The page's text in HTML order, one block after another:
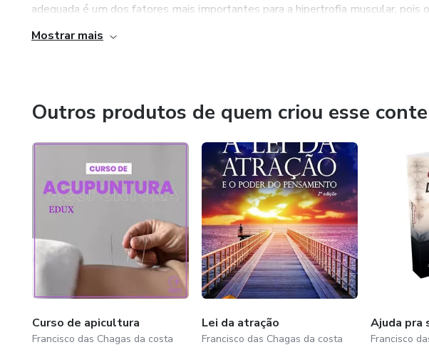
adequada é um dos fatores mais importantes para a hipertrofia muscular, pois o
Mostrar mais
Outros produtos de quem criou esse
Curso de apicultura
Francisco das Chagas da costa
Lei da atração
Francisco das Chagas da costa
Ajuda pra
Francisco